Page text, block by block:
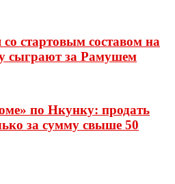
стартовым составом на
сыграют за Рамушем
по Нкунку: продать
за сумму свыше 50